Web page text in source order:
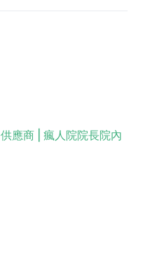
應商 | 瘋人院院長院內